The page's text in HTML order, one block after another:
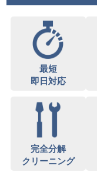
最短
即日対応
完全分解
クリーニング